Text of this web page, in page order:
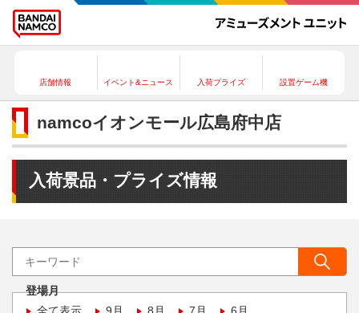
店舗情報 イベント&ニュース 入荷プライズ 設置ゲーム機
namcoイオンモール広島府中店
入荷景品・プライズ情報
登場月